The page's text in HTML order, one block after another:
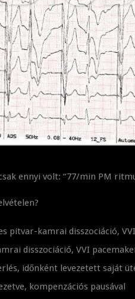
ennyi volt: “77/min PM
pitvar-kamrai disszociáció,
disszociáció, VVI
időnként levezetett saját
kompenzációs pausával